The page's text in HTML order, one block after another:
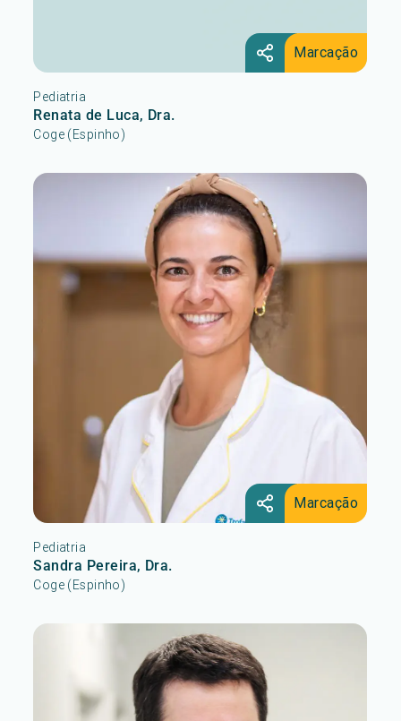
Marcação
Pediatria
Renata de Luca, Dra.
Coge (Espinho)
Marcação
Pediatria
Sandra Pereira, Dra.
Coge (Espinho)